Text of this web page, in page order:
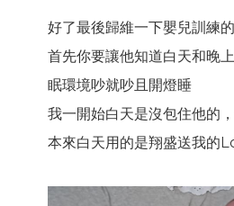
好了最後歸維一下嬰兒訓練
首先你要讓他知道白天和晚
眠環境吵就吵且開燈睡
我一開始白天是沒包住他的
本來白天用的是翔盛送我的